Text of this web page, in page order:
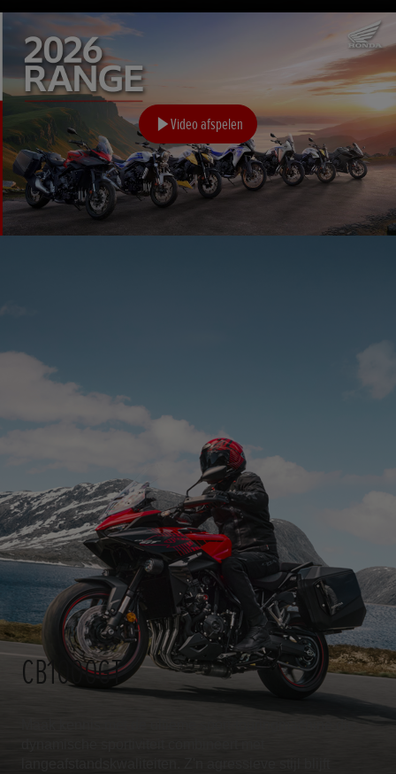
Video afspelen
CB1000GT